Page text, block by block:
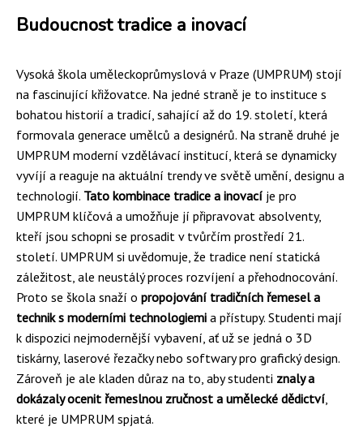
Budoucnost tradice a inovací
Vysoká škola uměleckoprůmyslová v Praze (UMPRUM) stojí
na fascinující křižovatce. Na jedné straně je to instituce s
bohatou historií a tradicí, sahající až do 19. století, která
formovala generace umělců a designérů. Na straně druhé je
UMPRUM moderní vzdělávací institucí, která se dynamicky
vyvíjí a reaguje na aktuální trendy ve světě umění, designu a
technologií. Tato kombinace tradice a inovací je pro
UMPRUM klíčová a umožňuje jí připravovat absolventy,
kteří jsou schopni se prosadit v tvůrčím prostředí 21.
století. UMPRUM si uvědomuje, že tradice není statická
záležitost, ale neustálý proces rozvíjení a přehodnocování.
Proto se škola snaží o propojování tradičních řemesel a
technik s moderními technologiemi a přístupy. Studenti mají
k dispozici nejmodernější vybavení, ať už se jedná o 3D
tiskárny, laserové řezačky nebo softwary pro grafický design.
Zároveň je ale kladen důraz na to, aby studenti znaly a
dokázaly ocenit řemeslnou zručnost a umělecké dědictví,
které je UMPRUM spjatá.